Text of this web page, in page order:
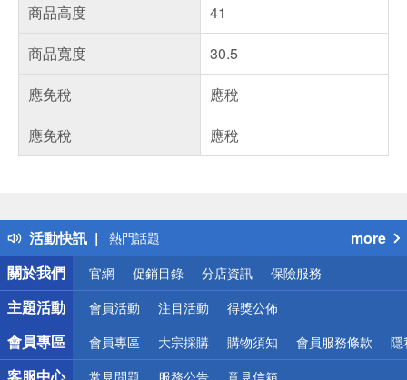
商品高度
41
商品寬度
30.5
應免稅
應稅
應免稅
應稅
活動快訊
偏遠地區配送
熱門話題
銀行優惠
偏遠地區配送
詐騙網頁！請小心！
more
關於我們
官網 促銷目錄 分店資訊 保險服務
主題活動 會員活動 注目活動 得獎公佈
會員專區 會員專區 大宗採購 購物須知 會員服務條款 隱
常見問題 服務公告 意見信箱